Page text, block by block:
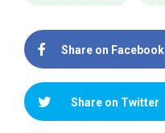
Share on Facebook
Share on Twitter